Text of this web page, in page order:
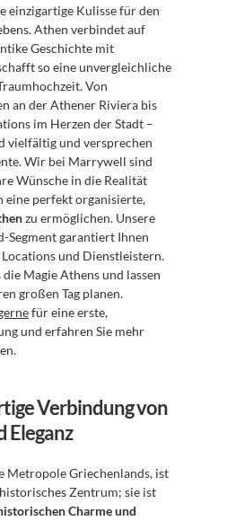
einzigartige Kulisse für den
Athen verbindet auf
Geschichte mit
so eine unvergleichliche
Von
an der Athener Riviera bis
im Herzen der Stadt –
vielfältig und versprechen
Wir bei Marrywell sind
Wünsche in die Realität
eine perfekt organisierte,
zu ermöglichen. Unsere
Segment garantiert Ihnen
Locations und Dienstleistern.
Magie Athens und lassen
für eine erste,
und erfahren Sie mehr
Verbindung von
Eleganz
Metropole Griechenlands, ist
Zentrum; sie ist
Charme und